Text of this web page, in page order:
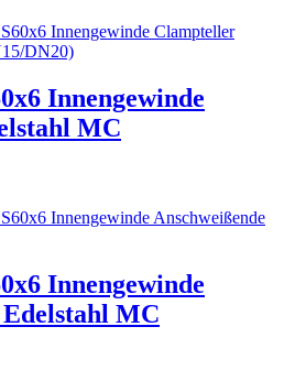
Innengewinde
MC
Innengewinde
MC